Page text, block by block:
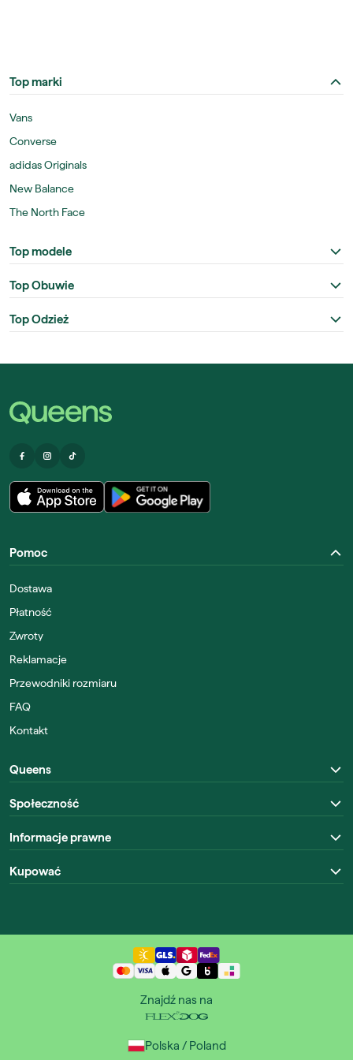
Top marki
Vans
Converse
adidas Originals
New Balance
The North Face
Top modele
Top Obuwie
Top Odzież
Pomoc
Dostawa
Płatność
Zwroty
Reklamacje
Przewodniki rozmiaru
FAQ
Kontakt
Queens
Społeczność
Informacje prawne
Kupować
Znajdź nas na
Polska / Poland